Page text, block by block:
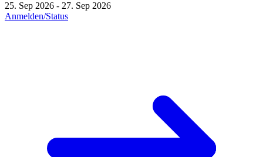
25. Sep 2026 - 27. Sep 2026
Anmelden/Status